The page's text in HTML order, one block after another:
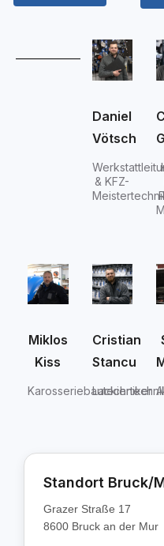
Daniel
Vötsch
& KFZ-
Miklos
Kiss
Karosseriebautechniker
Cristian
Stancu
Standort Bruck/
Grazer Straße 17
8600 Bruck an der Mur